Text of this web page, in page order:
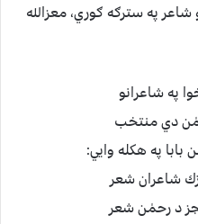
په سترګه ګوري، معزالله
په شاعرانو
دي منتخب
په هكله وايي:
شاعران شعر
د رحمٰن شعر